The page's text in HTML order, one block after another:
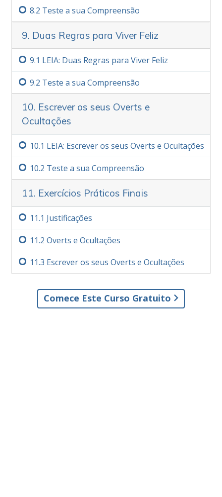
Teste a sua Compreensão
9. Duas Regras para Viver Feliz
LEIA: Duas Regras para Viver Feliz
Teste a sua Compreensão
10. Escrever os seus Overts e
Ocultações
LEIA: Escrever os seus Overts e Ocultações
Teste a sua Compreensão
11. Exercícios Práticos Finais
Justificações
Overts e Ocultações
Escrever os seus Overts e Ocultações
Comece Este Curso Gratuito